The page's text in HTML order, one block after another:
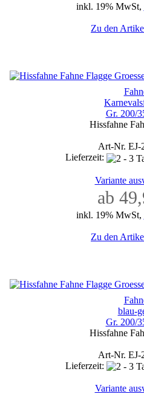
inkl. 19% MwSt,
Zu den
Gr. 200/
Hissfahne
Art-Nr. EJ-
Lieferzeit:
Variante
ab
inkl. 19% MwSt,
Zu den
blau-
Gr. 200/
Hissfahne
Art-Nr. EJ-
Lieferzeit:
Variante